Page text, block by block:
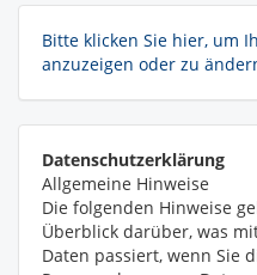
Bitte klicken Sie hier, um
anzuzeigen oder zu
Datenschutz­erklärung
Allgemeine Hinweise
Die folgenden Hinweise
Überblick darüber, was
Daten passiert, wenn Sie